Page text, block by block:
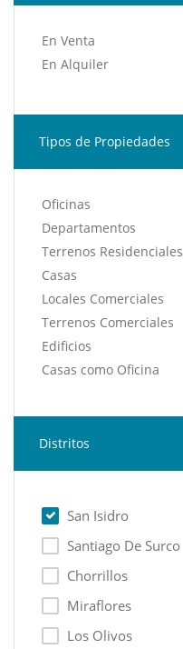
En Venta
En Alquiler
Tipos de Propiedades
Oficinas
Departamentos
Terrenos Residenciales
Casas
Locales Comerciales
Terrenos Comerciales
Edificios
Casas como Oficina
Distritos
San Isidro
Santiago De Surco
Chorrillos
Miraflores
Los Olivos